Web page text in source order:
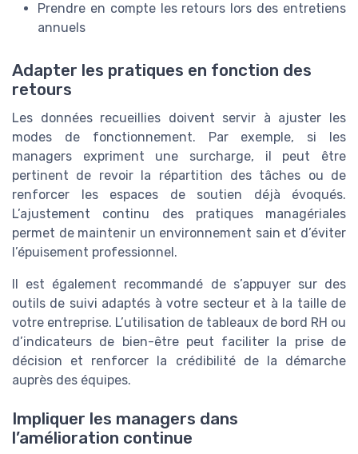
Prendre en compte les retours lors des entretiens
annuels
Adapter les pratiques en fonction des
retours
Les données recueillies doivent servir à ajuster les
modes de fonctionnement. Par exemple, si les
managers expriment une surcharge, il peut être
pertinent de revoir la répartition des tâches ou de
renforcer les espaces de soutien déjà évoqués.
L’ajustement continu des pratiques managériales
permet de maintenir un environnement sain et d’éviter
l’épuisement professionnel.
Il est également recommandé de s’appuyer sur des
outils de suivi adaptés à votre secteur et à la taille de
votre entreprise. L’utilisation de tableaux de bord RH ou
d’indicateurs de bien-être peut faciliter la prise de
décision et renforcer la crédibilité de la démarche
auprès des équipes.
Impliquer les managers dans
l’amélioration continue